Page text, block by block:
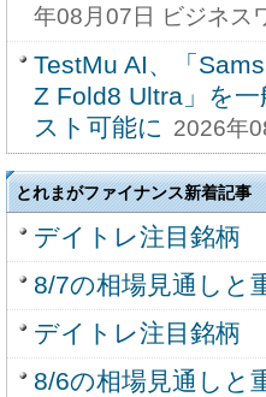
年08月07日 ビジネス
TestMu AI、「
Z Fold8 Ultra」を
スト可能に 2026年
とれまがファイナンス新着記事
デイトレ注目銘柄
8/7の相場見通しと
デイトレ注目銘柄
8/6の相場見通しと